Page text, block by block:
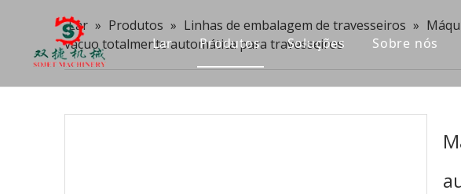
Lar Produtos Soluções Sobre nós
Lar » Produtos » Linhas de embalagem de travesseiros »
vácuo totalmente automática para travesseiros